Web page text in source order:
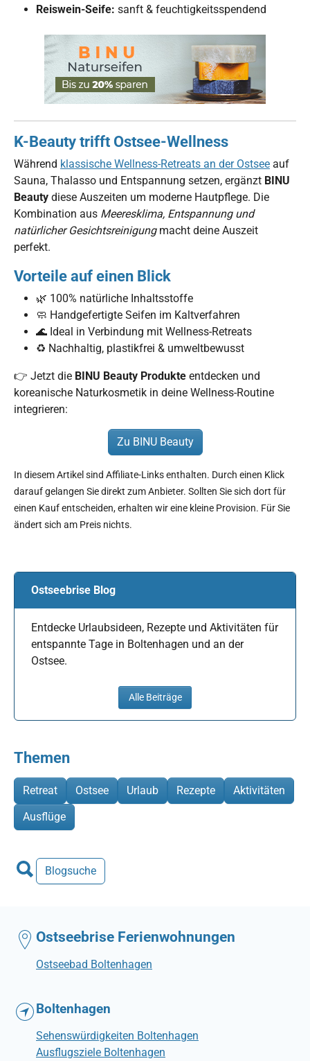
Reiswein-Seife: sanft & feuchtigkeitsspendend
K-Beauty trifft Ostsee-Wellness
Während klassische Wellness-Retreats an der Ostsee auf
Sauna, Thalasso und Entspannung setzen, ergänzt BINU
Beauty diese Auszeiten um moderne Hautpflege. Die
Kombination aus Meeresklima, Entspannung und
natürlicher Gesichtsreinigungmacht deine Auszeit
perfekt.
Vorteile auf einen Blick
🌿 100% natürliche Inhaltsstoffe
🧼 Handgefertigte Seifen im Kaltverfahren
🌊 Ideal in Verbindung mit Wellness-Retreats
♻️ Nachhaltig, plastikfrei & umweltbewusst
👉 Jetzt die BINU Beauty Produkte entdecken und
koreanische Naturkosmetik in deine Wellness-Routine
integrieren:
Zu BINU Beauty
In diesem Artikel sind Affiliate-Links enthalten. Durch einen Klick
darauf gelangen Sie direkt zum Anbieter. Sollten Sie sich dort für
einen Kauf entscheiden, erhalten wir eine kleine Provision. Für Sie
ändert sich am Preis nichts.
Ostseebrise Blog
Entdecke Urlaubsideen, Rezepte und Aktivitäten für
entspannte Tage in Boltenhagen und an der
Ostsee.
Alle Beiträge
Themen
Retreat Ostsee Urlaub Rezepte
Aktivitäten
Ausflüge
Blogsuche
Ostseebrise Ferienwohnungen
Ostseebad Boltenhagen
Boltenhagen
Sehenswürdigkeiten Boltenhagen
Ausflugsziele Boltenhagen